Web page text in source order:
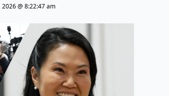
2026 @ 8:22:47 am